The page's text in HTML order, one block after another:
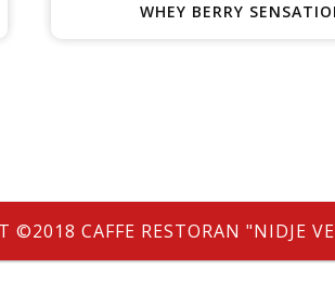
WHEY BERRY
©2018 CAFFE RESTORAN "NIDJE